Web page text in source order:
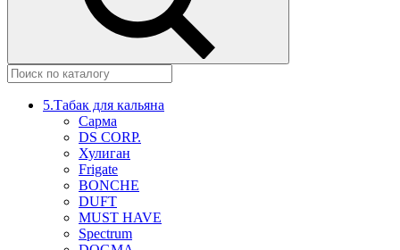
5.Табак для кальяна
Сарма
DS CORP.
Хулиган
Frigate
BONCHE
DUFT
MUST HAVE
Spectrum